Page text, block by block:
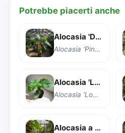
Potrebbe piacerti anche
Alocasia 'Drago Rosa'
Alocasia 'Pink Dragon'
Alocasia 'Low Rider'
Alocasia 'Low Rider'
Alocasia a cappuccio (Pianta Elefante a cappuccio)